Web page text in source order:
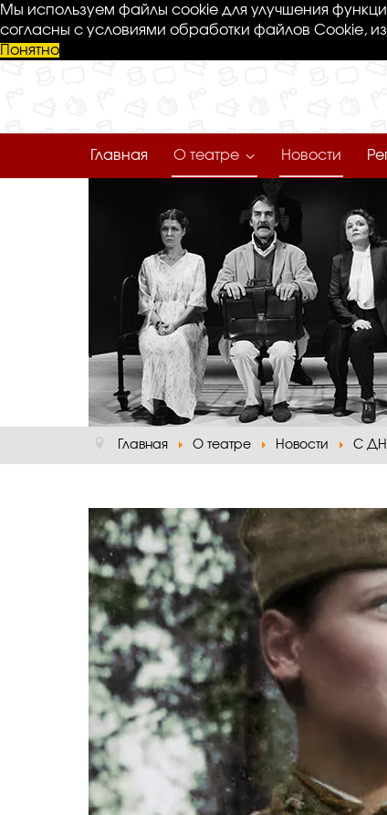
Мы используем файлы cookie для улучшения
согласны с условиями обработки файлов Cookie,
Понятно
Главная О театре Новости
Главная О театре Новости С